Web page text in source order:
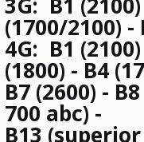
(1700/2100) -
4G: B1
(1800) - B4
B7 (2600) -
700 abc) -
B13 (superior